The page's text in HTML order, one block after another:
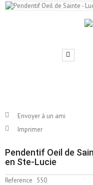
Envoyer à un ami
Imprimer
Pendentif Oeil de
en Ste-Lucie
Reference 550